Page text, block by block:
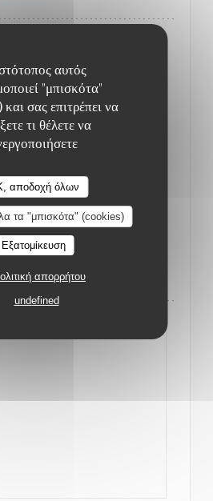
αυτός
"μπισκότα"
σας επιτρέπει να
τι θέλετε να
αποδοχή όλων
τα "μπισκότα" (cookies)
Εξατομίκευση
απορρήτου
undefined
ΠΡΟΣ ΤΗΝ 23H30